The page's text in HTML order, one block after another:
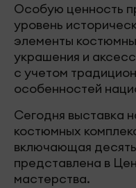
Особую ценность
уровень
элементы
украшения и
с учетом
особенностей
Сегодня выставка
костюмных
включающая
представлена в
мастерства.